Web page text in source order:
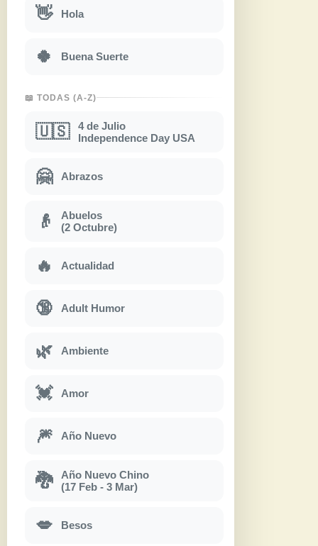
👋 Hola
🍀 Buena Suerte
📖 TODAS (A-Z)
🇺🇸
4 de Julio
Independence Day USA
🤗 Abrazos
👴
Abuelos
(2 Octubre)
🔥 Actualidad
🔞 Adult Humor
🌿 Ambiente
💓 Amor
🎆 Año Nuevo
🐉
Año Nuevo Chino
(17 Feb - 3 Mar)
💋 Besos